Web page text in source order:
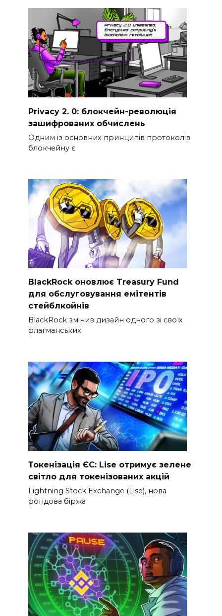
Privacy 2. 0: блокчейн-революція
зашифрованих обчислень
Одним із основних принципів протоколів
блокчейну є
BlackRock оновлює Treasury Fund
для обслуговування емітентів
стейблкойнів
BlackRock змінив дизайн одного зі своїх
флагманських
Токенізація ЄС: Lise отримує зелене
світло для токенізованих акцій
Lightning Stock Exchange (Lise), нова
фондова біржа